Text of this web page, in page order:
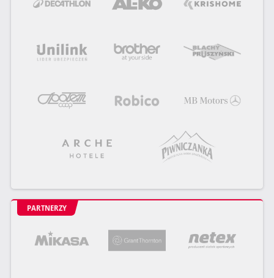
PARTNERZY